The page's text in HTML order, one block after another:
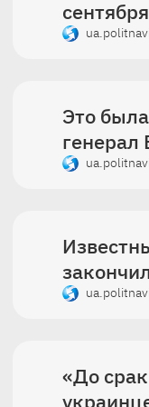
сентября
Это
генерал
«До